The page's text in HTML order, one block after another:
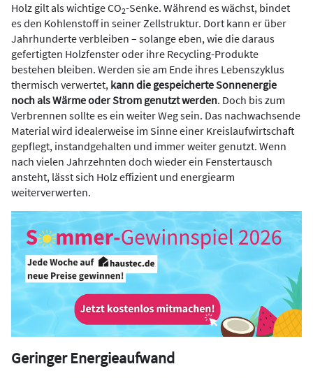
Holz gilt als wichtige CO2-Senke. Während es wächst, bindet
es den Kohlenstoff in seiner Zellstruktur. Dort kann er über
Jahrhunderte verbleiben – solange eben, wie die daraus
gefertigten Holzfenster oder ihre Recycling-Produkte
bestehen bleiben. Werden sie am Ende ihres Lebenszyklus
thermisch verwertet, kann die gespeicherte Sonnenergie
noch als Wärme oder Strom genutzt werden. Doch bis zum
Verbrennen sollte es ein weiter Weg sein. Das nachwachsende
Material wird idealerweise im Sinne einer Kreislaufwirtschaft
gepflegt, instandgehalten und immer weiter genutzt. Wenn
nach vielen Jahrzehnten doch wieder ein Fenstertausch
ansteht, lässt sich Holz effizient und energiearm
weiterverwerten.
Geringer Energieaufwand